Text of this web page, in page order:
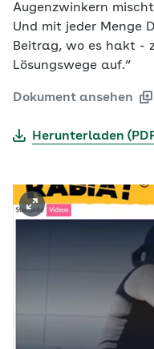
Augenzwinkern
Und mit jeder Menge
Beitrag, wo es hakt -
Lösungswege auf.“
Dokument ansehen
Herunterladen